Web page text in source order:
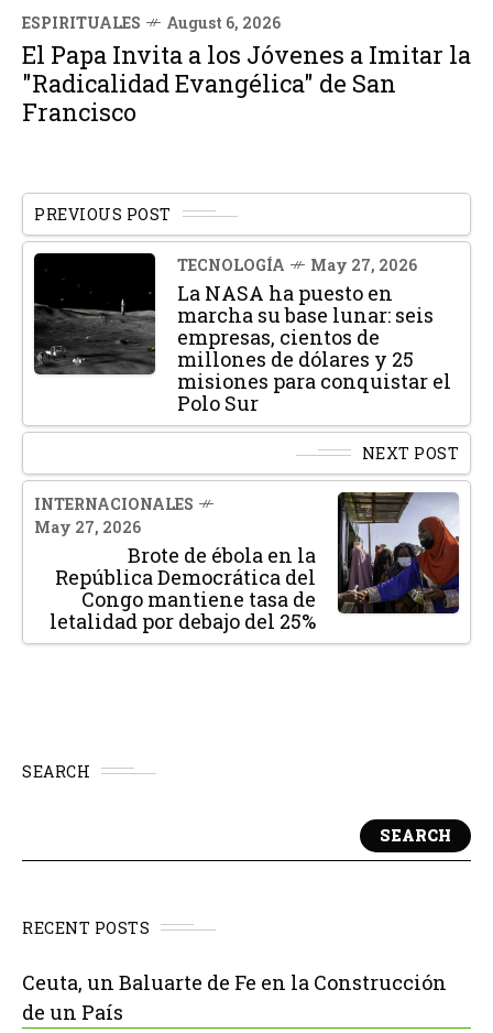
ESPIRITUALES August 6, 2026
El Papa Invita a los Jóvenes a Imitar la
"Radicalidad Evangélica" de San
Francisco
PREVIOUS POST
TECNOLOGÍA May 27, 2026
La NASA ha puesto en
marcha su base lunar: seis
empresas, cientos de
millones de dólares y 25
misiones para conquistar el
Polo Sur
NEXT POST
INTERNACIONALES
May 27, 2026
Brote de ébola en la
República Democrática del
Congo mantiene tasa de
letalidad por debajo del 25%
SEARCH
SEARCH
RECENT POSTS
Ceuta, un Baluarte de Fe en la Construcción
de un País